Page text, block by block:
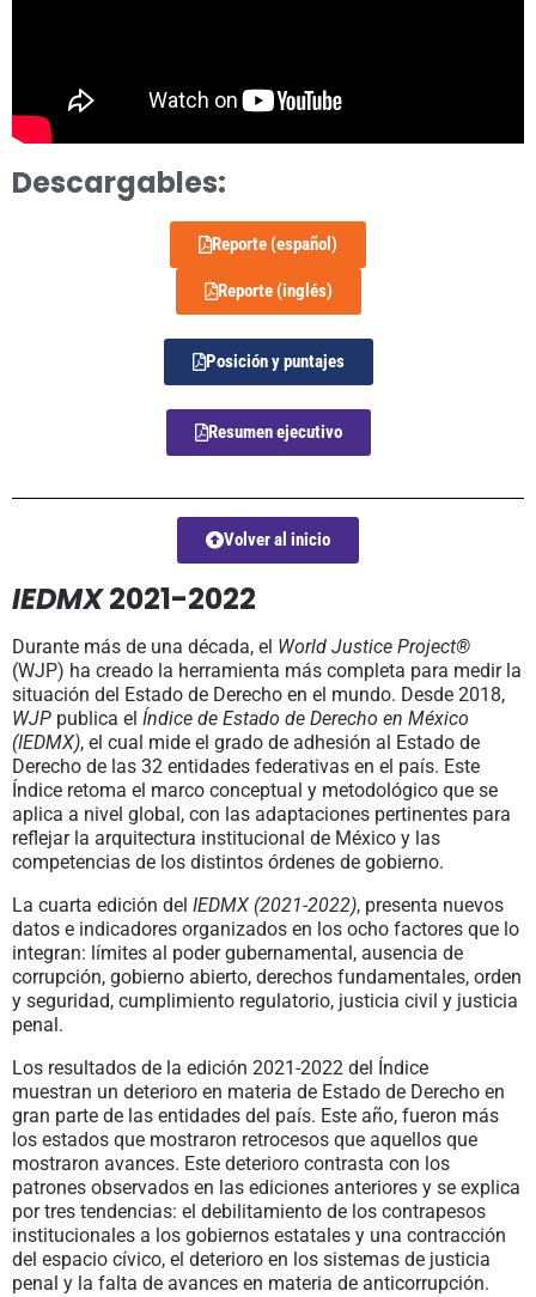
Descargables:
Reporte (español)
Reporte (inglés)
Posición y puntajes
Resumen ejecutivo
Volver al inicio
IEDMX2021-2022
Durante más de una década, el World Justice Project®️
(WJP) ha creado la herramienta más completa para medir la
situación del Estado de Derecho en el mundo. Desde 2018,
WJP publica el Índice de Estado de Derecho en México
(IEDMX), el cual mide el grado de adhesión al Estado de
Derecho de las 32 entidades federativas en el país. Este
Índice retoma el marco conceptual y metodológico que se
aplica a nivel global, con las adaptaciones pertinentes para
reflejar la arquitectura institucional de México y las
competencias de los distintos órdenes de gobierno.
La cuarta edición del IEDMX (2021-2022), presenta nuevos
datos e indicadores organizados en los ocho factores que lo
integran: límites al poder gubernamental, ausencia de
corrupción, gobierno abierto, derechos fundamentales, orden
y seguridad, cumplimiento regulatorio, justicia civil y justicia
penal.
Los resultados de la edición 2021-2022 del Índice
muestran un deterioro en materia de Estado de Derecho en
gran parte de las entidades del país. Este año, fueron más
los estados que mostraron retrocesos que aquellos que
mostraron avances. Este deterioro contrasta con los
patrones observados en las ediciones anteriores y se explica
por tres tendencias: el debilitamiento de los contrapesos
institucionales a los gobiernos estatales y una contracción
del espacio cívico, el deterioro en los sistemas de justicia
penal y la falta de avances en materia de anticorrupción.